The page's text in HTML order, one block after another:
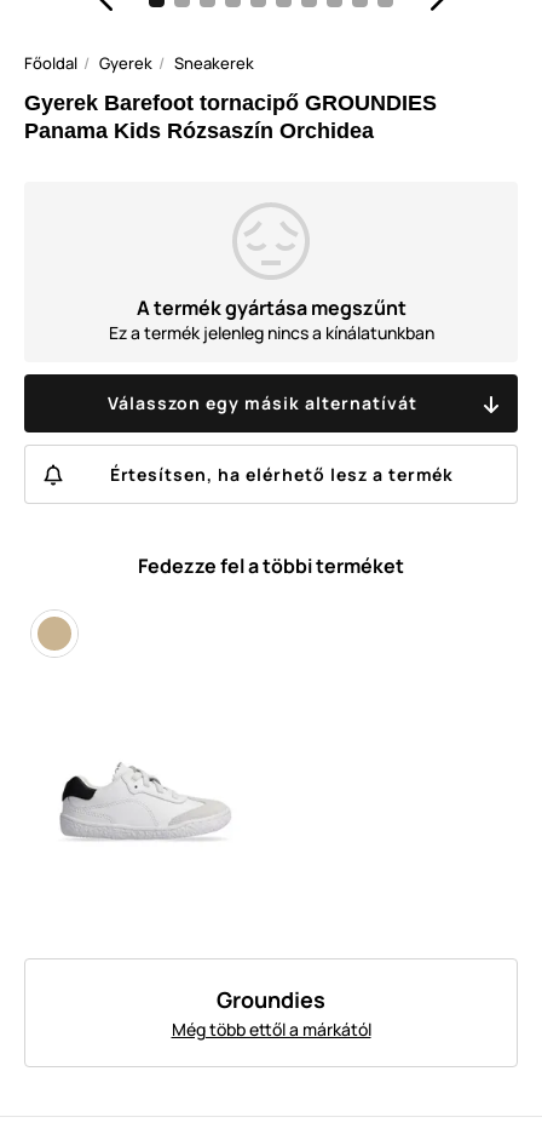
Főoldal Gyerek Sneakerek
Gyerek Barefoot tornacipő GROUNDIES
Panama Kids Rózsaszín Orchidea
A termék gyártása megszűnt
Ez a termék jelenleg nincs a kínálatunkban
Válasszon egy másik alternatívát
Értesítsen, ha elérhető lesz a termék
Fedezze fel a többi terméket
Groundies
Még több ettől a márkától